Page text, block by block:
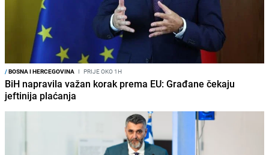
/BOSNA I HERCEGOVINA I PRIJE OKO 1H
BiH napravila važan korak prema EU: Građane čekaju
jeftinija plaćanja